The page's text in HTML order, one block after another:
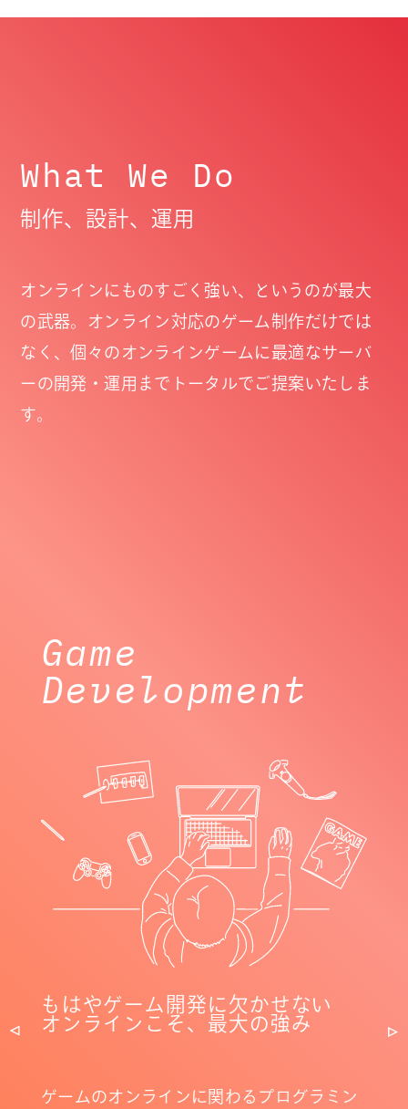
What We Do
制作、設計、運用
オンラインにものすごく強い、というのが最大
の武器。
オンライン対応のゲーム制作だけでは
なく、個々のオンラインゲームに最適なサーバ
ーの開発・運用まで トータルでご提案いたしま
す。
Game
Development
もはやゲーム開発に欠かせない
オンラインこそ、最大の強み
ゲームのオンラインに関わるプログラミン
「HIGH-PERFORMANCE NETWORK